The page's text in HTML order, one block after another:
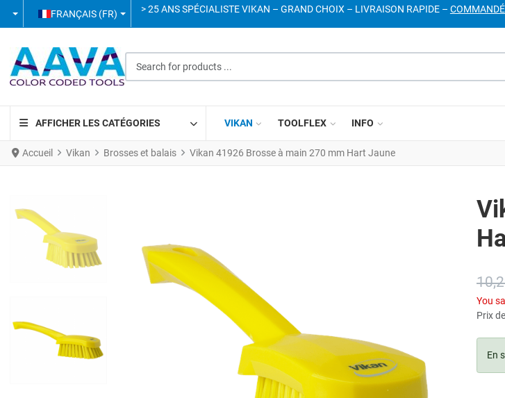
SÉLECTIONNEZ VOTRE LANGUE
FRANÇAIS (FR) > 25 ANS SPÉCIALISTE VIKAN – GRAND CHOIX – LIVRAISON RAPIDE –
AFFICHER LES CATÉGORIES VIKAN TOOLFLEX INFO
Accueil Vikan Brosses et balais Vikan 41926 Brosse à main 270 mm Hart Jaune
You
Prix
En